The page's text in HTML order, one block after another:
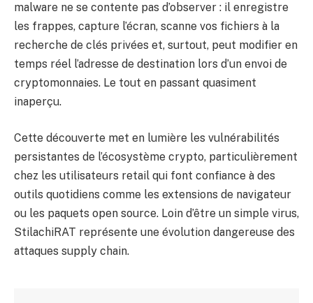
malware ne se contente pas d’observer : il enregistre
les frappes, capture l’écran, scanne vos fichiers à la
recherche de clés privées et, surtout, peut modifier en
temps réel l’adresse de destination lors d’un envoi de
cryptomonnaies. Le tout en passant quasiment
inaperçu.
Cette découverte met en lumière les vulnérabilités
persistantes de l’écosystème crypto, particulièrement
chez les utilisateurs retail qui font confiance à des
outils quotidiens comme les extensions de navigateur
ou les paquets open source. Loin d’être un simple virus,
StilachiRAT représente une évolution dangereuse des
attaques supply chain.